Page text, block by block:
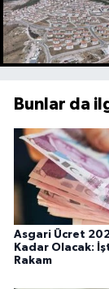
Bunlar da
Asgari Ücret
Kadar Olacak:
Rakam